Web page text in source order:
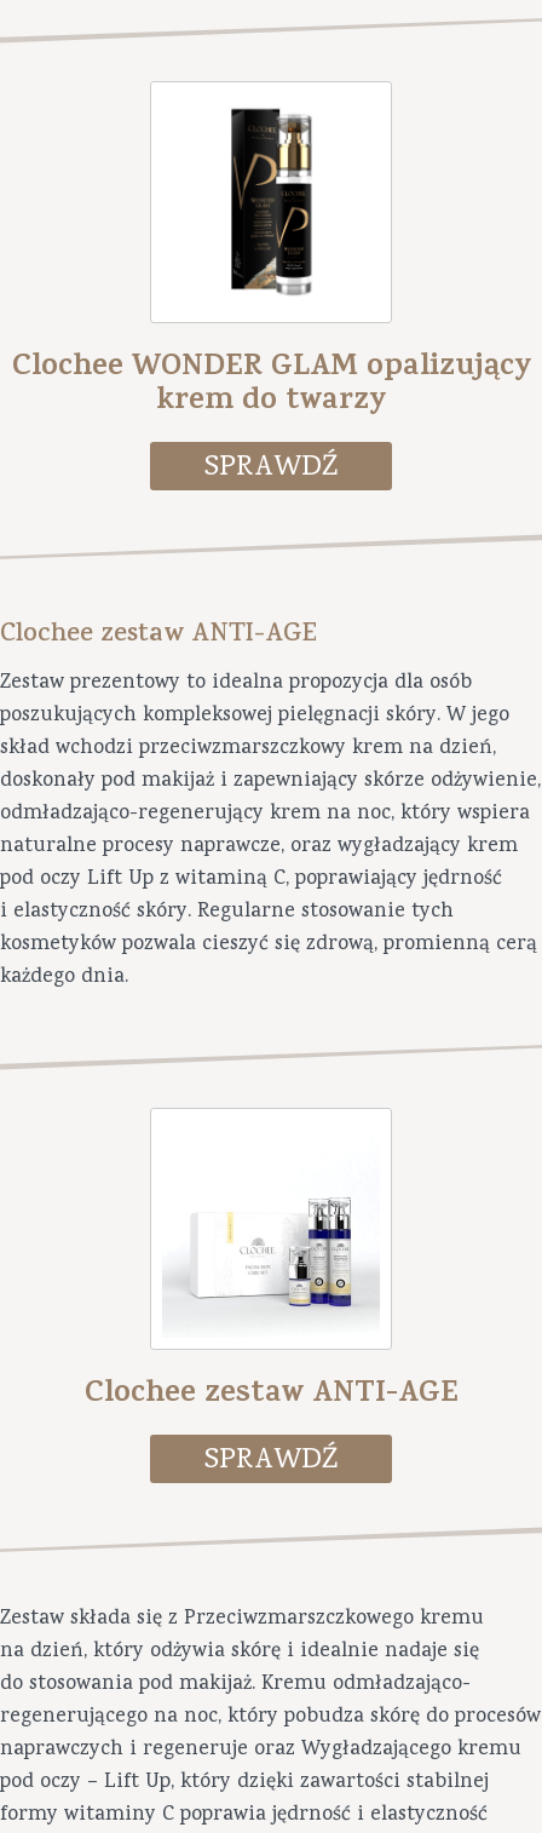
Clochee WONDER GLAM opalizujący
krem do twarzy
Clochee zestaw ANTI-AGE
Zestaw prezentowy to idealna propozycja dla osób
poszukujących kompleksowej pielęgnacji skóry. W jego
skład wchodzi przeciwzmarszczkowy krem na dzień,
doskonały pod makijaż i zapewniający skórze odżywienie,
odmładzająco-regenerujący krem na noc, który wspiera
naturalne procesy naprawcze, oraz wygładzający krem
pod oczy Lift Up z witaminą C, poprawiający jędrność
i elastyczność skóry. Regularne stosowanie tych
kosmetyków pozwala cieszyć się zdrową, promienną cerą
każdego dnia.
Clochee zestaw ANTI-AGE
Zestaw składa się z Przeciwzmarszczkowego kremu
na dzień, który odżywia skórę i idealnie nadaje się
do stosowania pod makijaż. Kremu odmładzająco-
regenerującego na noc, który pobudza skórę do procesów
naprawczych i regeneruje oraz Wygładzającego kremu
pod oczy – Lift Up, który dzięki zawartości stabilnej
formy witaminy C poprawia jędrność i elastyczność